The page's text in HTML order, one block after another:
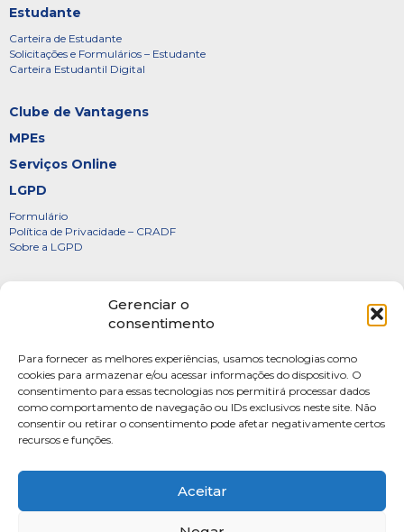
Gerenciar o
consentimento
Para fornecer as melhores experiências, usamos tecnologias como
cookies para armazenar e/ou acessar informações do dispositivo. O
consentimento para essas tecnologias nos permitirá processar dados
como comportamento de navegação ou IDs exclusivos neste site. Não
consentir ou retirar o consentimento pode afetar negativamente certos
recursos e funções.
Aceitar
Estudante
Carteira de Estudante
Solicitações e Formulários – Estudante
Carteira Estudantil Digital
Clube de Vantagens
MPEs
Serviços Online
LGPD
Formulário
Política de Privacidade – CRADF
Sobre a LGPD
Diretoria
FOTOS
Webmail
Artigos
Escritores do Sistema